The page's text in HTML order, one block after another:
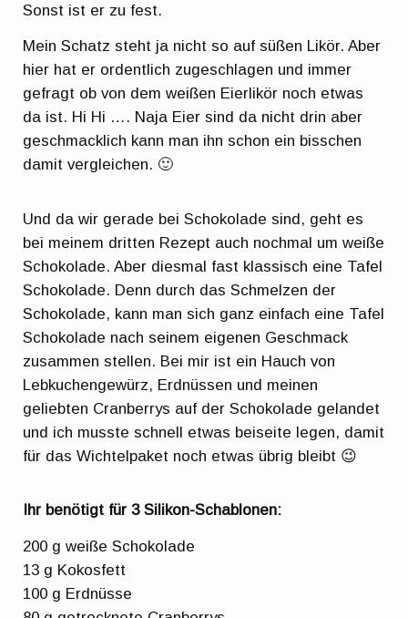
Sonst ist er zu fest.
Mein Schatz steht ja nicht so auf süßen Likör. Aber
hier hat er ordentlich zugeschlagen und immer
gefragt ob von dem weißen Eierlikör noch etwas
da ist. Hi Hi …. Naja Eier sind da nicht drin aber
geschmacklich kann man ihn schon ein bisschen
damit vergleichen. 🙂
Und da wir gerade bei Schokolade sind, geht es
bei meinem dritten Rezept auch nochmal um weiße
Schokolade. Aber diesmal fast klassisch eine Tafel
Schokolade. Denn durch das Schmelzen der
Schokolade, kann man sich ganz einfach eine Tafel
Schokolade nach seinem eigenen Geschmack
zusammen stellen. Bei mir ist ein Hauch von
Lebkuchengewürz, Erdnüssen und meinen
geliebten Cranberrys auf der Schokolade gelandet
und ich musste schnell etwas beiseite legen, damit
für das Wichtelpaket noch etwas übrig bleibt 😉
Ihr benötigt für 3 Silikon-Schablonen:
200 g weiße Schokolade
13 g Kokosfett
100 g Erdnüsse